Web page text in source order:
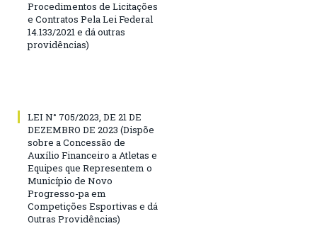
Procedimentos de Licitações
e Contratos Pela Lei Federal
14.133/2021 e dá outras
providências)
LEI N° 705/2023, DE 21 DE
DEZEMBRO DE 2023 (Dispõe
sobre a Concessão de
Auxílio Financeiro a Atletas e
Equipes que Representem o
Município de Novo
Progresso-pa em
Competições Esportivas e dá
Outras Providências)